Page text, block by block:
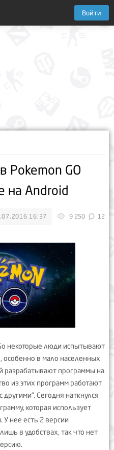
Войти
Pokemon GO
на Android
16:37 9 250 12
некоторые люди испытывают
особенно в мало населенных
разрабатывают программы на
из этих программ работают
Сегодня наткнулся
которая использует
нее есть 2 версии
в удобствах, так что нет